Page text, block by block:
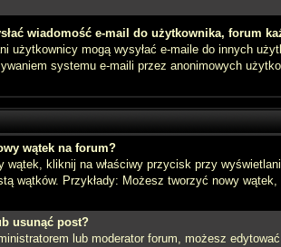
wiadomość e-mail do użytkownika, forum
użytkownicy mogą wysyłać e-maile do innych
systemu e-maili przez anonimowych
wątek na forum?
wątek, kliknij na właściwy przycisk przy
wątków. Przykłady: Możesz tworzyć nowy
usunąć post?
lub moderator forum, możesz